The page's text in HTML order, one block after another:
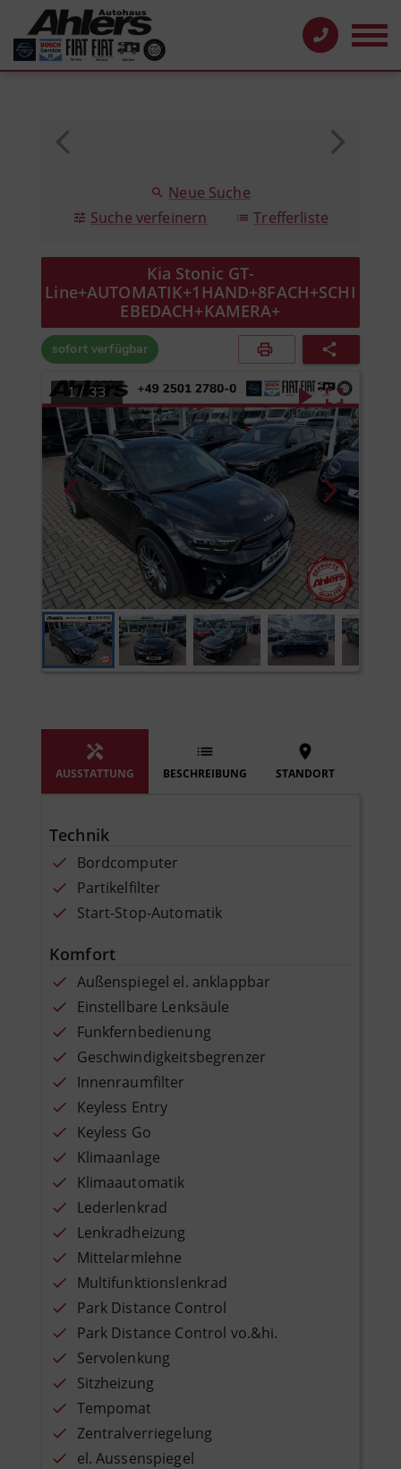
Neue Suche
Suche verfeinern
Trefferliste
Kia Stonic GT-
Line+AUTOMATIK+1HAND+8FACH+SCHI
EBEDACH+KAMERA+
sofort verfügbar
1/ 33
AUSSTATTUNG BESCHREIBUNG STANDORT
Technik
Bordcomputer
Partikelfilter
Start-Stop-Automatik
Komfort
Außenspiegel el. anklappbar
Einstellbare Lenksäule
Funkfernbedienung
Geschwindigkeitsbegrenzer
Innenraumfilter
Keyless Entry
Keyless Go
Klimaanlage
Klimaautomatik
Lederlenkrad
Lenkradheizung
Mittelarmlehne
Multifunktionslenkrad
Park Distance Control
Park Distance Control vo.&hi.
Servolenkung
Sitzheizung
Tempomat
Zentralverriegelung
el. Aussenspiegel